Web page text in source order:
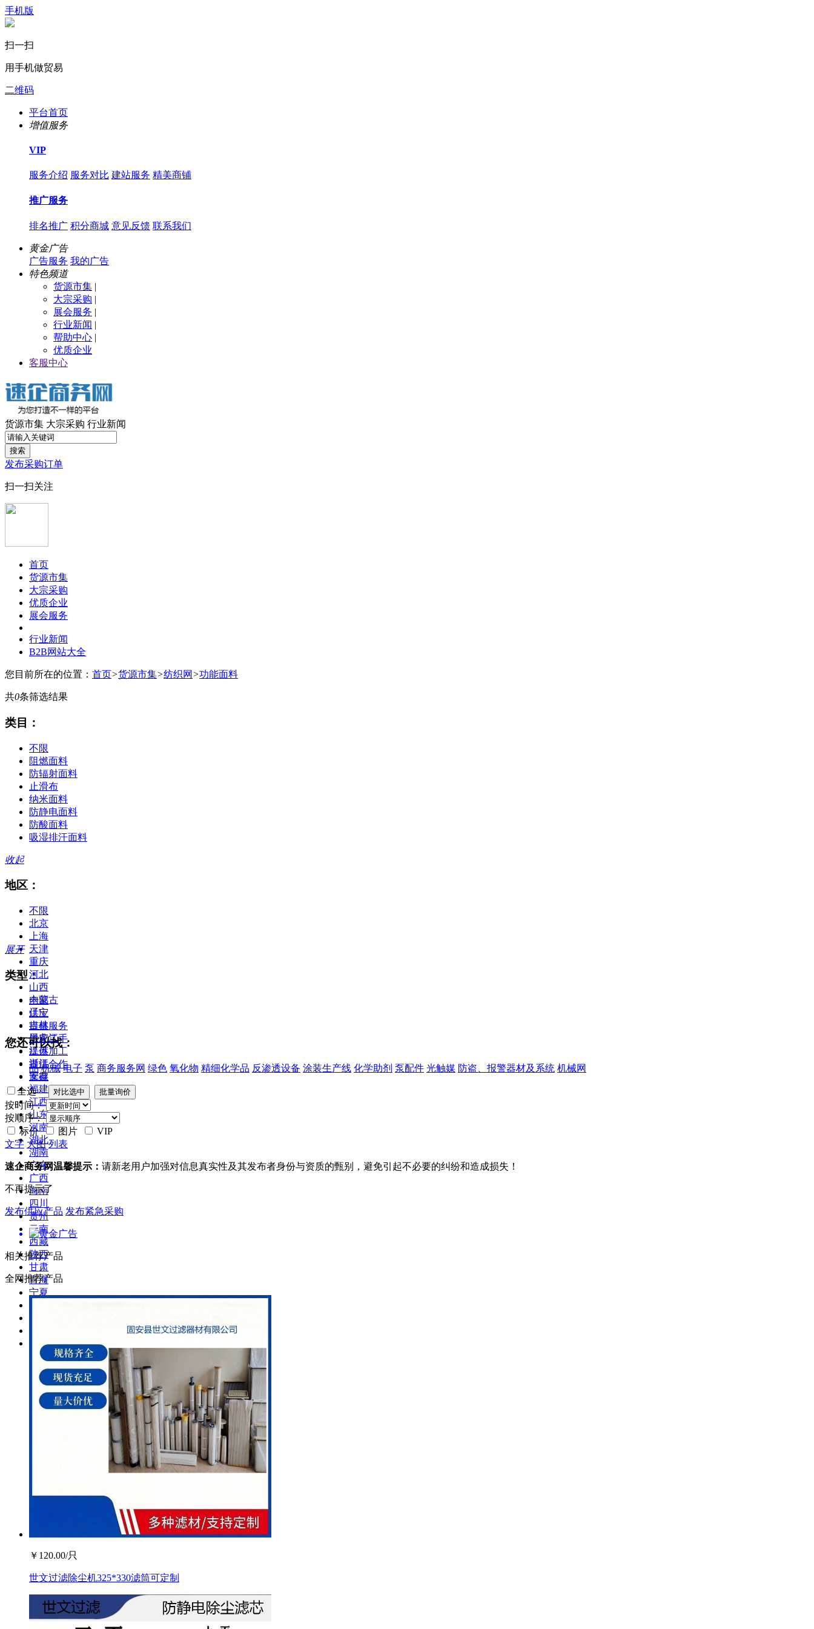
手机版
扫一扫
用手机做贸易
二维码
平台首页
增值服务
VIP
服务介绍 服务对比 建站服务 精美商铺
推广服务
排名推广 积分商城 意见反馈 联系我们
黄金广告
广告服务 我的广告
特色频道
货源市集 |
大宗采购 |
展会服务 |
行业新闻 |
帮助中心 |
优质企业
客服中心
货源市集 大宗采购 行业新闻
搜索
发布采购订单
扫一扫关注
首页
货源市集
大宗采购
优质企业
展会服务
行业新闻
B2B网站大全
您目前所在的位置： 首页>货源市集>纺织网 >功能面料
共0条筛选结果
类目：
不限
阻燃面料
防辐射面料
止滑布
纳米面料
防静电面料
防酸面料
吸湿排汗面料
收起
地区：
不限
北京
上海
天津
重庆
河北
山西
内蒙古
辽宁
吉林
黑龙江
江苏
浙江
安徽
福建
江西
山东
河南
湖北
湖南
广东
广西
海南
四川
贵州
云南
西藏
陕西
甘肃
青海
宁夏
澳门
展开
类型：
全部
供应
提供服务
供应二手
提供加工
提供合作
库存
您还可以找：
品 机械 电子 泵 商务服务网 绿色 氧化物 精细化学品 反渗透设备 涂装生产线 化学助剂 泵配件 光触媒 防盗、报警器材及系统 机械网
全选
按时间：
按顺序：
标价
图片
VIP
文字 大图 列表
速企商务网温馨提示： 请新老用户加强对信息真实性及其发布者身份与资质的甄别，避免引起不必要的纠纷和造成损失！
不再提示了
发布供应产品 发布紧急采购
相关推荐产品
全网推荐产品
￥ 120.00/只
世文过滤除尘机325*330滤筒可定制